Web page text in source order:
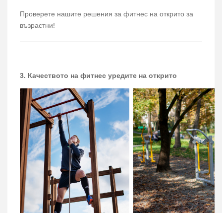
Проверете нашите решения за фитнес на открито за
възрастни!
3. Качеството на фитнес уредите на открито